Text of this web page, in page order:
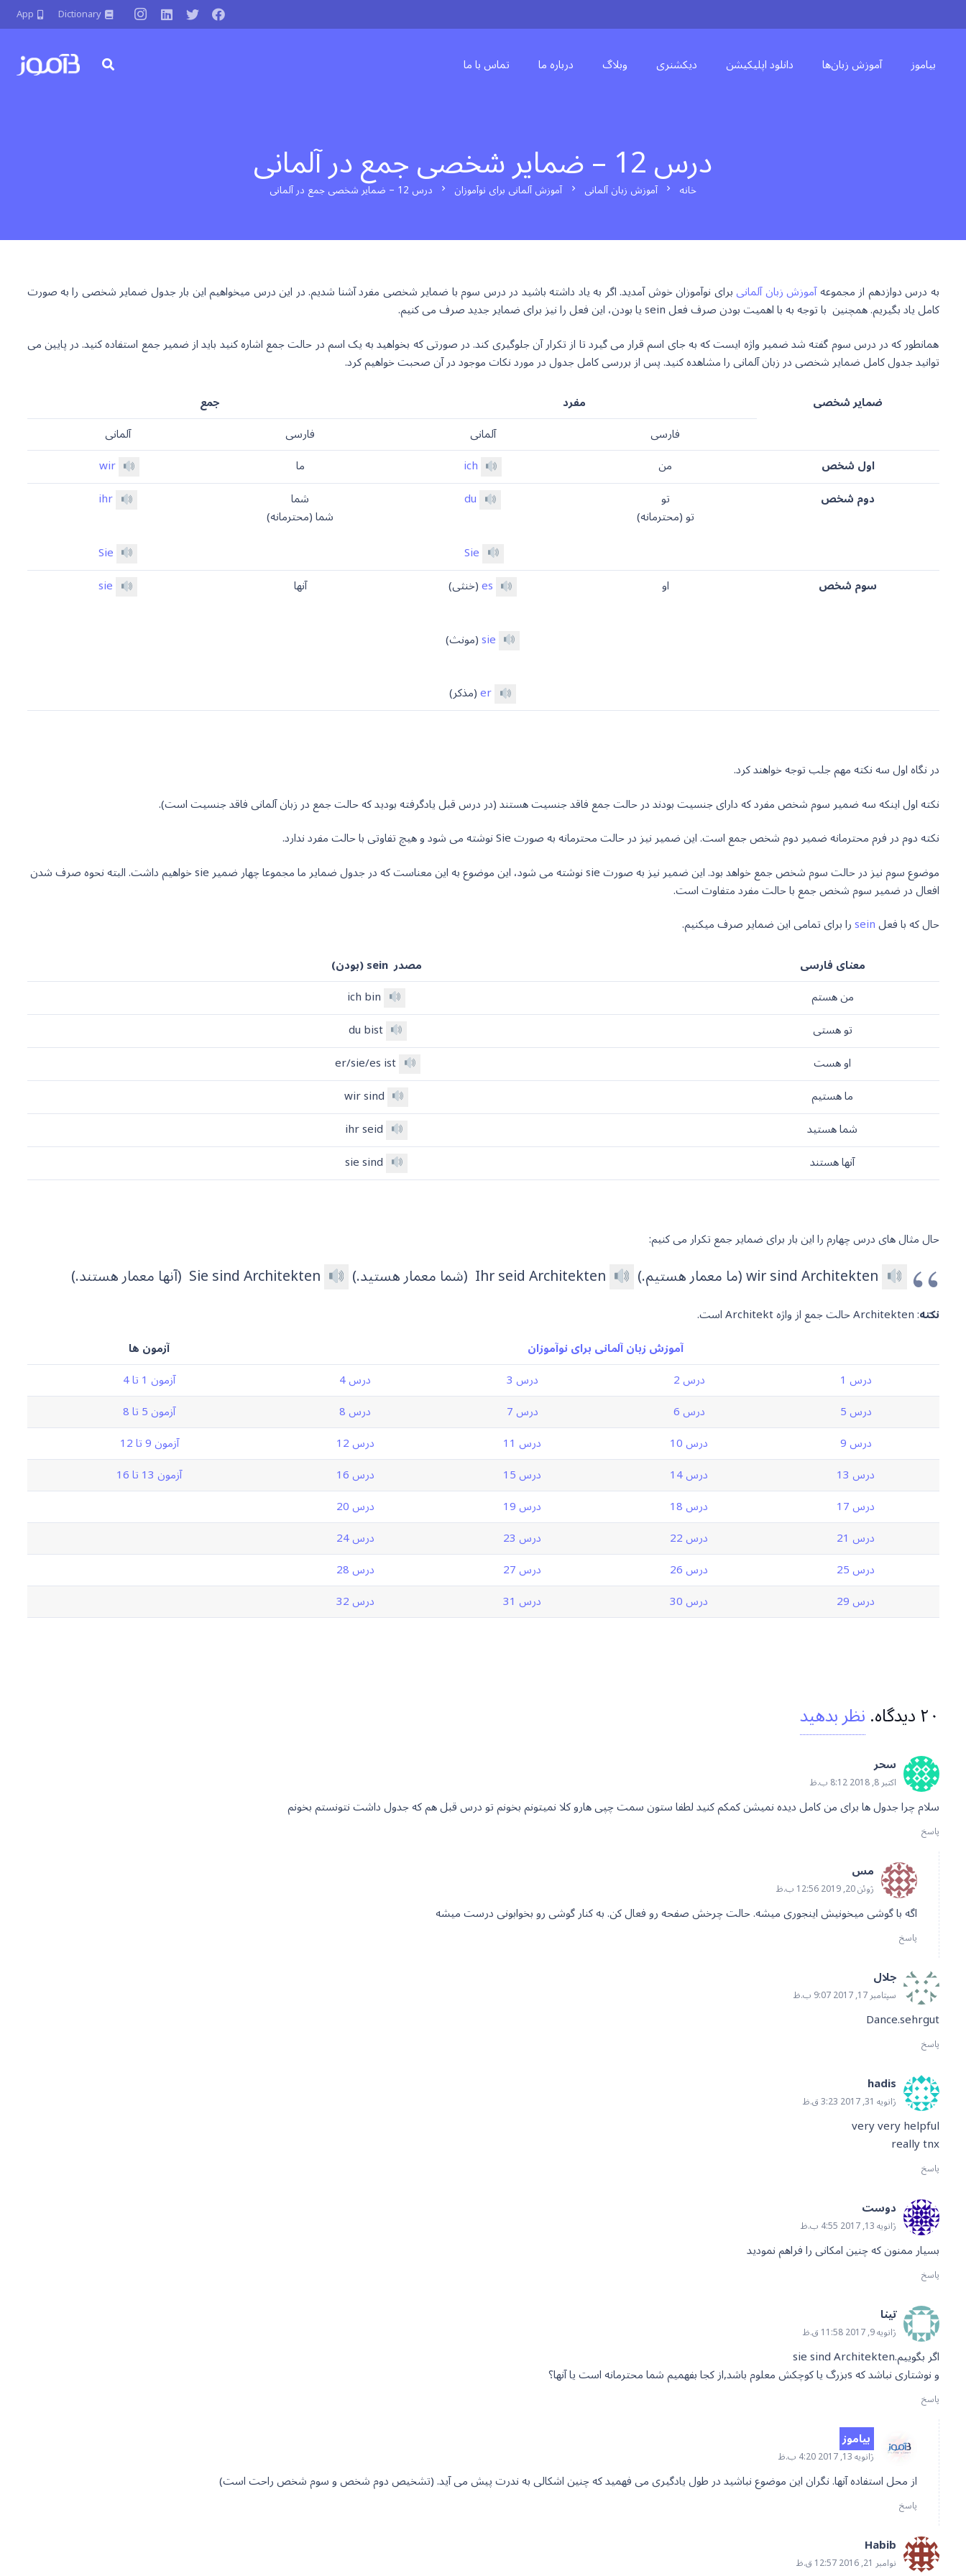
Dictionary
App
بیاموز آموزش زبان‌ها دانلود اپلیکیشن دیکشنری وبلاگ درباره ما تماس با ما
درس 12 – ضمایر شخصی جمع در آلمانی
خانه chevron_right آموزش زبان آلمانی chevron_right آموزش آلمانی برای نوآموزان chevron_right درس 12 – ضمایر شخصی جمع در آلمانی
به درس دوازدهم از مجموعهآموزش زبان آلمانیبرای نوآموزان خوش آمدید. اگر به یاد داشته باشید در درس سوم با ضمایر شخصی مفرد آشنا شدیم. در این درس میخواهیم این بار جدول ضمایر شخصی را به صورت
کامل یاد بگیریم. همچنین با توجه به با اهمیت بودن صرف فعل sein یا بودن، این فعل را نیز برای ضمایر جدید صرف می کنیم.
همانطور که در درس سوم گفته شد ضمیر واژه ایست که به جای اسم قرار می گیرد تا از تکرار آن جلوگیری کند. در صورتی که بخواهید به یک اسم در حالت جمع اشاره کنید باید از ضمیر جمع استفاده کنید. در پایین می
توانید جدول کامل ضمایر شخصی در زبان آلمانی را مشاهده کنید. پس از بررسی کامل جدول در مورد نکات موجود در آن صحبت خواهیم کرد.
ضمایر شخصی
مفرد
جمع
فارسی
آلمانی فارسی
آلمانی
اول شخص
من ich ما
wir
دوم شخص
تو
تو (محترمانه)
du
Sie
شما
شما (محترمانه)
ihr
Sie
سوم شخص
او es(خنثی)
sie(مونث)
er(مذکر)
آنها sie
در نگاه اول سه نکته مهم جلب توجه خواهند کرد.
نکته اول اینکه سه ضمیر سوم شخص مفرد که دارای جنسیت بودند در حالت جمع فاقد جنسیت هستند (در درس قبل یادگرفته بودید که حالت جمع در زبان آلمانی فاقد جنسیت است).
نکته دوم در فرم محترمانه ضمیر دوم شخص جمع است. این ضمیر نیز در حالت محترمانه به صورت Sie نوشته می شود و هیچ تفاوتی با حالت مفرد ندارد.
موضوع سوم نیز در حالت سوم شخص جمع خواهد بود. این ضمیر نیز به صورت sie نوشته می شود، این موضوع به این معناست که در جدول ضمایر ما مجموعا چهار ضمیر sie خواهیم داشت. البته نحوه صرف شدن
افعال در ضمیر سوم شخص جمع با حالت مفرد متفاوت است.
حال که با فعلseinرا برای تمامی این ضمایر صرف میکنیم.
معنای فارسی
مصدرsein ( بودن)
من هستم
ich bin
تو هستی
du bist
او هست
er/sie/es ist
ما هستیم
wir sind
شما هستید
ihr seid
آنها هستند
sie sind
حال مثال های درس چهارم را این بار برای ضمایر جمع تکرار می کنیم:
wir sind Architekten (ما معمار هستیم.) Ihr seid Architekten (شما معمار هستید.) Sie sind Architekten (آنها معمار هستند.)
نکته: Architekten حالت جمع از واژه Architekt است.
آموزش زبان آلمانی برای نوآموزان
آزمون ها
درس 1
درس 2 درس 3 درس 4
آزمون 1 تا 4
درس 5
درس 6 درس 7 درس 8
آزمون 5 تا 8
درس 9
درس 10 درس 11 درس 12
آزمون 9 تا 12
درس 13
درس 14 درس 15 درس 16
آزمون 13 تا 16
درس 17
درس 18 درس 19
درس 20
درس 21
درس 22 درس 23
درس 24
درس 25
درس 26 درس 27
درس 28
درس 29
درس 30 درس 31 درس 32
۲۰دیدگاه.نظر بدهید
سحر
اکتبر 8, 2018 8:12 ب.ظ
سلام چرا جدول ها برای من کامل دیده نمیشن کمکم کنید لطفا ستون سمت چپی هارو کلا نمیتونم بخونم تو درس قبل هم که جدول داشت نتونستم بخونم
پاسخ
مس
ژوئن 20, 2019 12:56 ب.ظ
اگه با گوشی میخونیش اینجوری میشه. حالت چرخش صفحه رو فعال کن. به کنار گوشی رو بخوابونی درست میشه
پاسخ
جلال
سپتامبر 17, 2017 9:07 ب.ظ
Dance.sehrgut
پاسخ
hadis
ژانویه 31, 2017 3:23 ق.ظ
very very helpful
really tnx
پاسخ
دوست
ژانویه 13, 2017 4:55 ب.ظ
بسیار ممنون که چنین امکانی را فراهم نمودید
پاسخ
تینا
ژانویه 9, 2017 11:58 ق.ظ
اگر بگوییم.sie sind Architekten
و نوشتاری نباشد که sبزرگ یا کوچکش معلوم باشد,از کجا بفهمیم شما محترمانه است یا آنها؟
پاسخ
بیاموز
ژانویه 13, 2017 4:20 ب.ظ
از محل استفاده آنها. نگران این موضوع نباشید در طول یادگیری می فهمید که چنین اشکالی به ندرت پیش می آید. (تشخیص دوم شخص و سوم شخص راحت است)
پاسخ
Habib
نوامبر 21, 2016 12:57 ق.ظ